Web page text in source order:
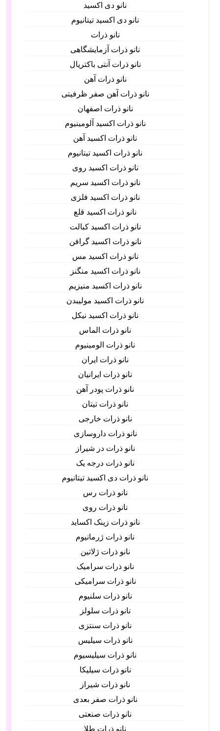
نانو دی اکسید
نانو دی اکسید تیتانیوم
نانو ذرات
نانو ذرات آزمایشگاهی
نانو ذرات آنتی باکتریال
نانو ذرات آهن
نانو ذرات آهن صفر ظرفیتی
نانو ذرات اصفهان
نانو ذرات اکسید آلومینیوم
نانو ذرات اکسید آهن
نانو ذرات اکسید تیتانیوم
نانو ذرات اکسید روی
نانو ذرات اکسید سریم
نانو ذرات اکسید فلزی
نانو ذرات اکسید قلع
نانو ذرات اکسید کبالت
نانو ذرات اکسید گرافن
نانو ذرات اکسید مس
نانو ذرات اکسید منگنز
نانو ذرات اکسید منیزیم
نانو ذرات اکسید مولیبدن
نانو ذرات اکسید نیکل
نانو ذرات الماس
نانو ذرات الومینیوم
نانو ذرات ایران
نانو ذرات ایرانیان
نانو ذرات پودر آهن
نانو ذرات تیتان
نانو ذرات خارجی
نانو ذرات داروسازی
نانو ذرات در شیراز
نانو ذرات درجه یک
نانو ذرات دی اکسید تیتانیوم
نانو ذرات رس
نانو ذرات روی
نانو ذرات زینک اکساید
نانو ذرات ژرمانیوم
نانو ذرات ژلاتین
نانو ذرات سرامیک
نانو ذرات سرامیکی
نانو ذرات سلنیوم
نانو ذرات سلولز
نانو ذرات سنتزی
نانو ذرات سیلیس
نانو ذرات سیلیسیوم
نانو ذرات سیلیکا
نانو ذرات شیراز
نانو ذرات صفر بعدی
نانو ذرات صنعتی
نانو ذرات طلا